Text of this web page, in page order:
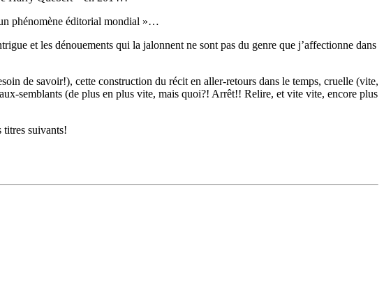
phénomène éditorial mondial »…
et les dénouements qui la jalonnent ne sont pas du genre que j’affectionne dans
de savoir!), cette construction du récit en aller-retours dans le temps, cruelle (vite,
semblants (de plus en plus vite, mais quoi?! Arrêt!! Relire, et vite vite, encore plus
titres suivants!